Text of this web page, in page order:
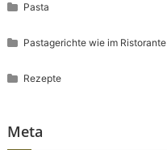
Pasta
Pastagerichte wie im Ristorante
Rezepte
Meta